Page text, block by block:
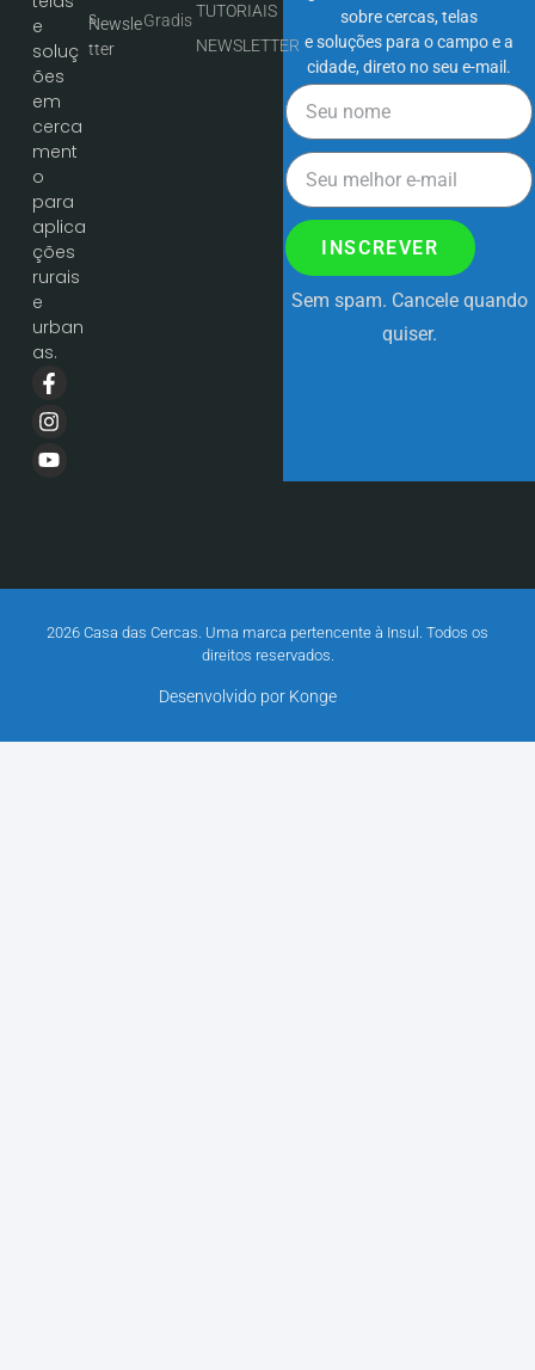
sobre cercas, telas
e soluções para o campo e a
cidade, direto no seu e-mail.
INSCREVER
Sem spam. Cancele quando
quiser.
e
soluç
ões
em
cerca
ment
o
para
aplica
ções
rurais
e
urban
as.
GradisTUTORIAIS
NEWSLETTER
s
Newsle
tter
2026 Casa das Cercas. Uma marca pertencente à Insul. Todos os
direitos reservados.
Desenvolvido por Konge